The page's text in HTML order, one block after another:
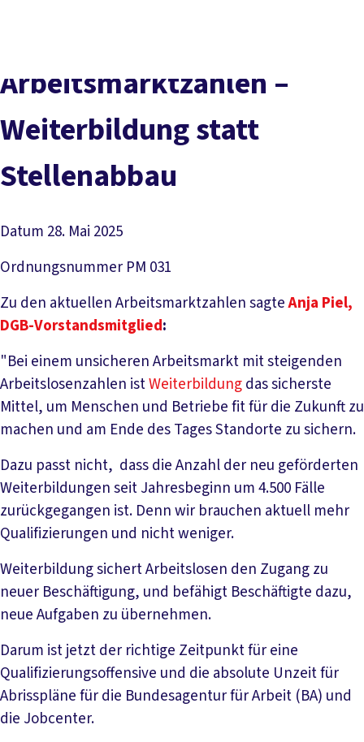
Service
Mitmachen
Arbeitsmarktzahlen –
Weiterbildung statt
Stellenabbau
Datum 28. Mai 2025
Ordnungsnummer PM 031
Zu den aktuellen Arbeitsmarktzahlen sagteAnja Piel,
DGB-Vorstandsmitglied:
"Bei einem unsicheren Arbeitsmarkt mit steigenden
Arbeitslosenzahlen istWeiterbildungdas sicherste
Mittel, um Menschen und Betriebe fit für die Zukunft zu
machen und am Ende des Tages Standorte zu sichern.
Dazu passt nicht, dass die Anzahl der neu geförderten
Weiterbildungen seit Jahresbeginn um 4.500 Fälle
zurückgegangen ist. Denn wir brauchen aktuell mehr
Qualifizierungen und nicht weniger.
Weiterbildung sichert Arbeitslosen den Zugang zu
neuer Beschäftigung, und befähigt Beschäftigte dazu,
neue Aufgaben zu übernehmen.
Darum ist jetzt der richtige Zeitpunkt für eine
Qualifizierungsoffensive und die absolute Unzeit für
Abrisspläne für die Bundesagentur für Arbeit (BA) und
die Jobcenter.